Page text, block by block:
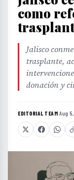
como
Jalisco
trasplante,
donación y
EDITORIAL TEAM·Aug